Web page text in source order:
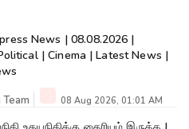
News | 08.08.2026 |
| Cinema | Latest News |
Team 08 Aug 2026, 01:01 AM